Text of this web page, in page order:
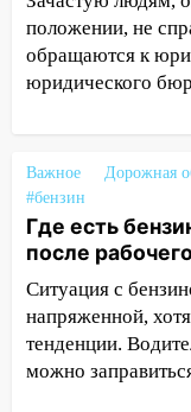
11:12
врезался в
10:27 Где
объявлена
10:00 В
51-летний
09:50 В
застрял в
09:44
юному
положении, не
обращаются к
юридического
Важное Дорожная
#бензин
Где есть
после
Ситуация с
напряженной,
тенденции.
можно